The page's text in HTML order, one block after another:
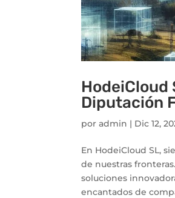
HodeiCloud
Diputación
poradmin | Dic 12,
En HodeiCloud SL,
de nuestras
soluciones
encantados de